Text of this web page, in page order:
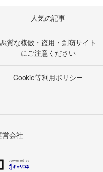
人気の記事
悪質な模倣・盗用・剽窃サイト
にご注意ください
Cookie等利用ポリシー
営会社